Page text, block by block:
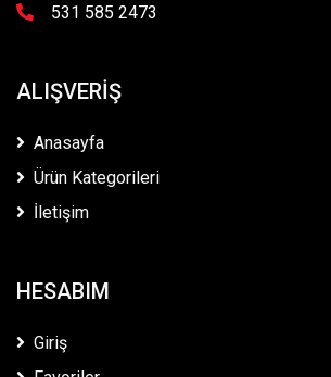
531 585 2473
ALIŞVERIŞ
Anasayfa
Ürün Kategorileri
İletişim
HESABIM
Giriş